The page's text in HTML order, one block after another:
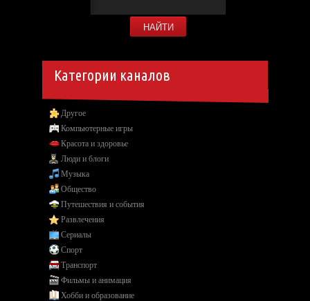
Категории каналов
Другое
Компьютерные игры
Красота и здоровье
Люди и блоги
Музыка
Общество
Путешествия и события
Развлечения
Сериалы
Спорт
Транспорт
Фильмы и анимация
Хобби и образование